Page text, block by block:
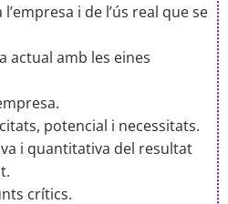
i de l’ús real que se
actual amb les eines
potencial i necessitats.
i quantitativa del resultat
crítics.